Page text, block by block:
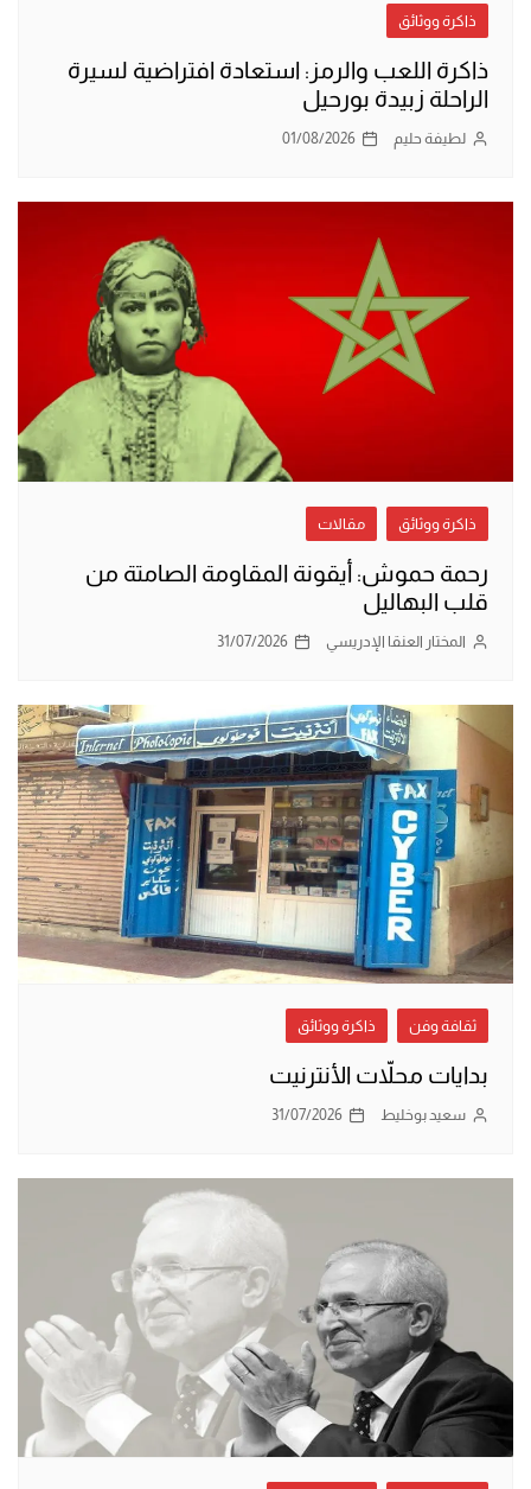
ذاكرة ووثائق
ذاكرة اللعب والرمز: استعادة افتراضية لسيرة
الراحلة زبيدة بورحيل
لطيفة حليم 01/08/2026
ذاكرة ووثائق مقالات
رحمة حموش: أيقونة المقاومة الصامتة من
قلب البهاليل
المختار العنقا الإدريسي 31/07/2026
ثقافة وفن ذاكرة ووثائق
بدايات محلاّت الأنترنيت
سعيد بوخليط 31/07/2026